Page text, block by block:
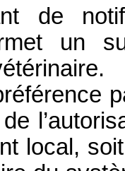
de
un
local,